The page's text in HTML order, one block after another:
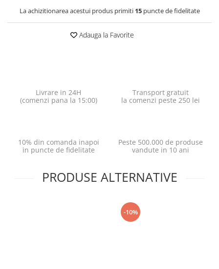
La achizitionarea acestui produs primiti 15puncte de fidelitate
Adauga la Favorite
Livrare in 24H
(comenzi pana la 15:00)
Transport gratuit
la comenzi peste 250 lei
10% din comanda inapoi
in puncte de fidelitate
Peste 500.000 de produse
vandute in 10 ani
PRODUSE ALTERNATIVE
-10%